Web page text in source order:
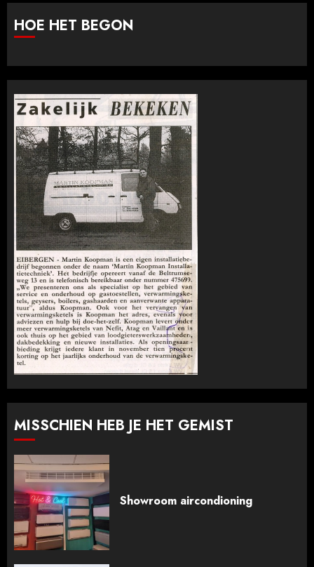
HOE HET BEGON
MISSCHIEN HEB JE HET GEMIST
Showroom aircondioning